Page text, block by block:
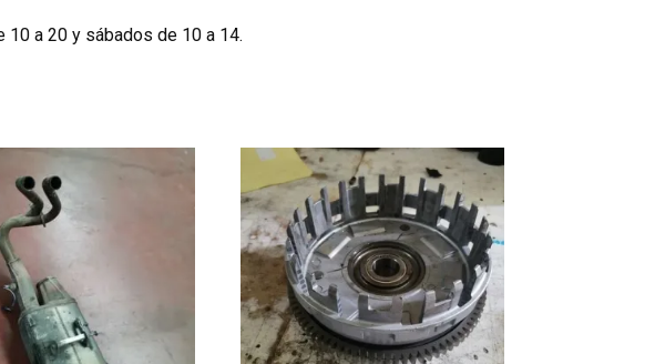
10 a 20 y sábados de 10 a 14.